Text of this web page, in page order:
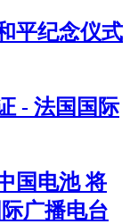
平纪念仪式
- 法国国际
国电池 将
广播电台